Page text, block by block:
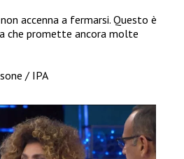
accenna a fermarsi. Questo è
che promette ancora molte
/ IPA